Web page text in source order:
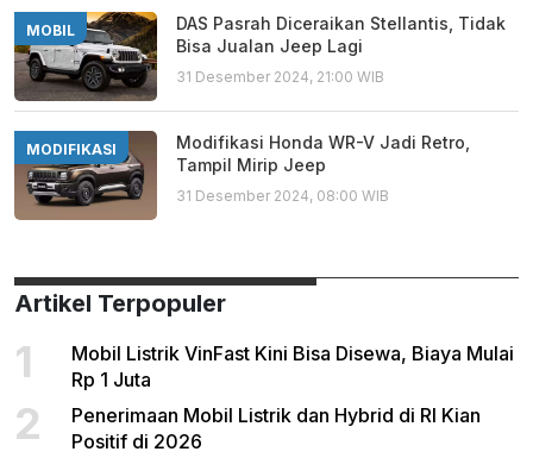
MOBIL
DAS Pasrah Diceraikan Stellantis, Tidak
Bisa Jualan Jeep Lagi
31 Desember 2024, 21:00 WIB
MODIFIKASI
Modifikasi Honda WR-V Jadi Retro,
Tampil Mirip Jeep
31 Desember 2024, 08:00 WIB
Artikel Terpopuler
1
Mobil Listrik VinFast Kini Bisa Disewa, Biaya Mulai
Rp 1 Juta
2
Penerimaan Mobil Listrik dan Hybrid di RI Kian
Positif di 2026